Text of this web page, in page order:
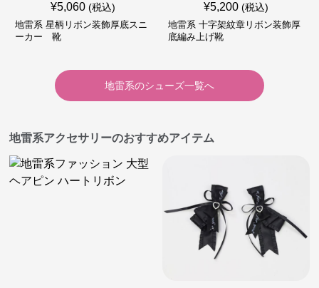
¥5,060 (税込)
地雷系 星柄リボン装飾厚底スニ
ーカー 靴
¥5,200 (税込)
地雷系 十字架紋章リボン装飾厚
底編み上げ靴
地雷系のシューズ一覧へ
地雷系アクセサリーのおすすめアイテム